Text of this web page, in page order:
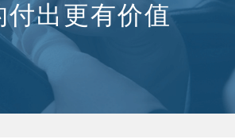
付出更有价值